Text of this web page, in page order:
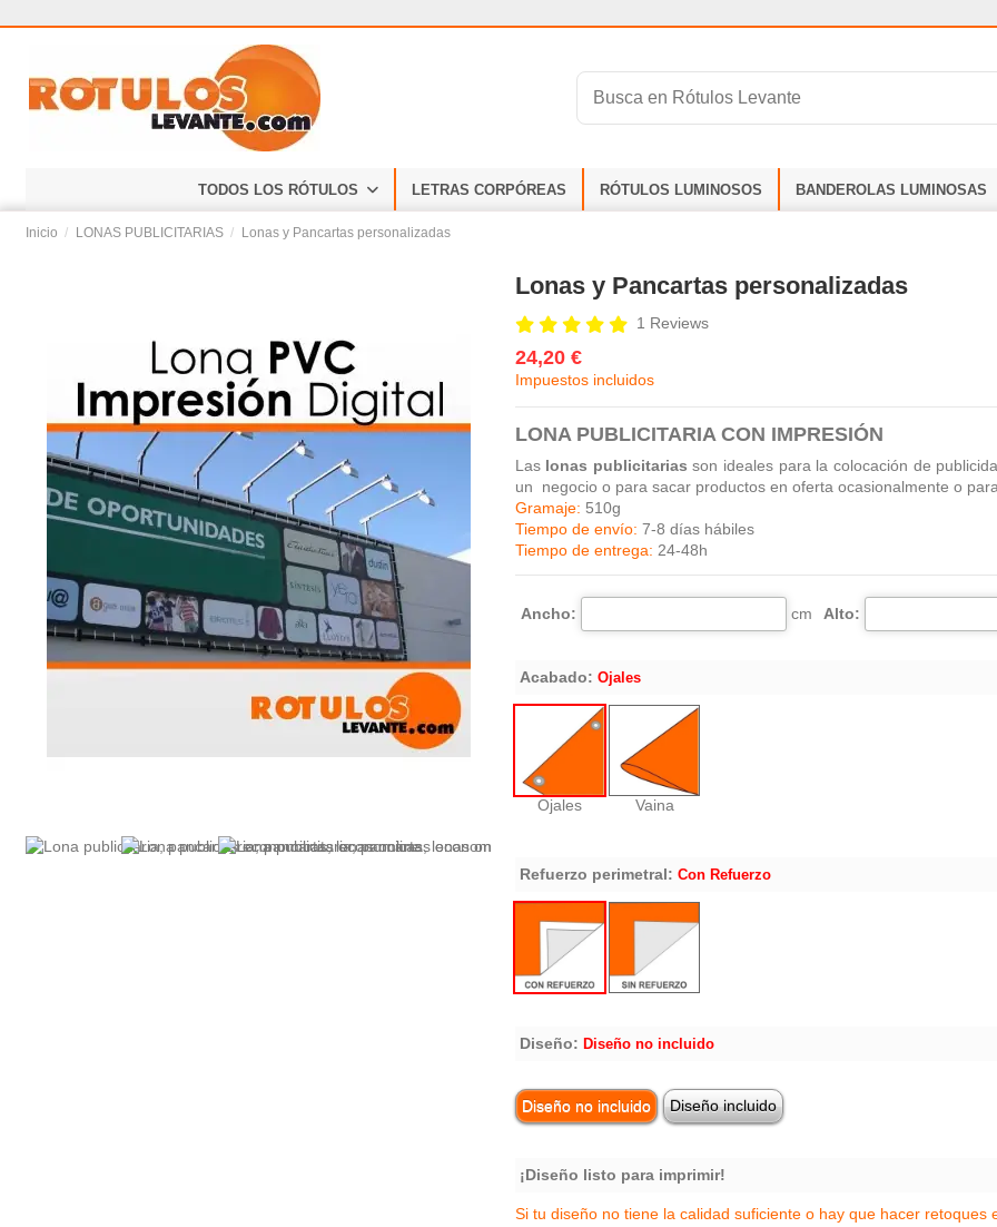
TODOS LOS RÓTULOS LETRAS CORPÓREAS RÓTULOS LUMINOSOS BANDEROLAS LUMINOSAS
Inicio LONAS PUBLICITARIAS Lonas y Pancartas personalizadas
Lonas y Pancartas personalizadas
1 Reviews
24,20 €
Impuestos incluidos
LONA PUBLICITARIA CON IMPRESIÓN
Las lonas publicitarias son ideales para la colocación de
un negocio o para sacar productos en oferta ocasionalmente o
Gramaje: 510g
Tiempo de envío: 7-8 días hábiles
Tiempo de entrega: 24-48h
Ancho: cm Alto:
Acabado: Ojales
Ojales Vaina
Refuerzo perimetral: Con Refuerzo
Diseño: Diseño no incluido
Diseño no incluido Diseño incluido
¡Diseño listo para imprimir!
Si tu diseño no tiene la calidad suficiente o hay que hacer retoques